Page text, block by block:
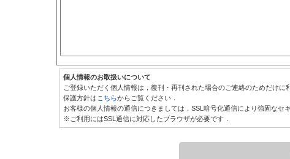
個人情報のお取扱いについて
ご登録いただく個人情報は，復刊・再刊された場合のご連絡のためだけ
保護方針は こちらからご覧ください．
お客様の個人情報の通信につきましては，SSL暗号化通信により強固なセ
※ご利用にはSSL通信に対応したブラウザが必要です．